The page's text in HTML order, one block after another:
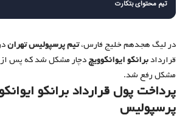
تیم محتوای بتکارت
در لیگ هجدهم خلیج فارس،تیم پرسپولیس تهران
قراردادبرانکو ایوانکوویچدچار مشکل شد که پس از
مشکل رفع شد.
پرداخت پول قرارداد برانکو
پرسپولیس